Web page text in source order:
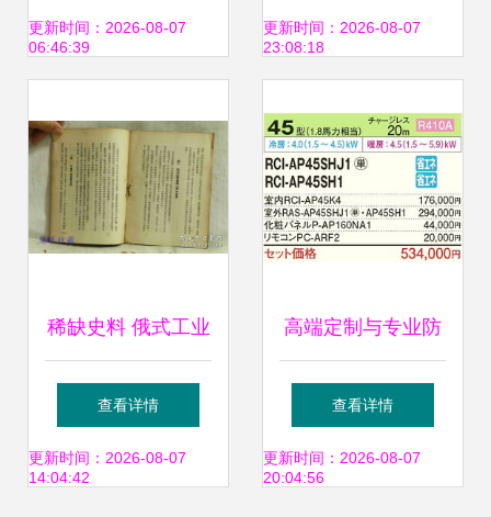
受害者付3万寻求
卖业务背后的风险
与骗局
更新时间：2026-08-07
06:46:39
藏品交易的新生态
更新时间：2026-08-07
23:08:18
稀缺史料 俄式工业
治理模式考察——
《莫斯科一个工厂
查看详情
更新时间：2026-08-07
14:04:42
高端定制与专业防
护 新品下吊式空凋
利器——日立
查看详情
更新时间：2026-08-07
20:04:56